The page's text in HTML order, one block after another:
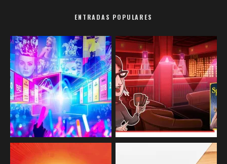
ENTRADAS POPULARES